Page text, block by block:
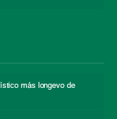
más longevo de